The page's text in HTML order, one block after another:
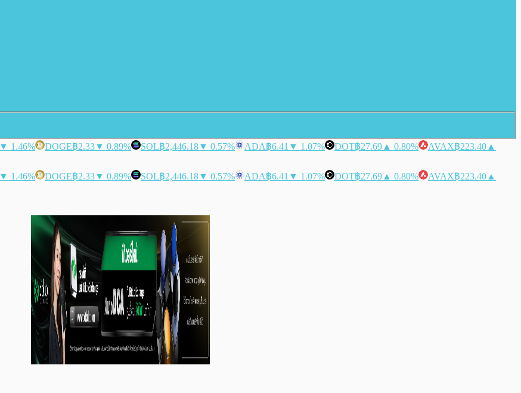
▼ 1.46% DOGE฿2.33▼ 0.89% SOL฿2,446.18▼ 0.57% ADA฿6.41 ▼ 1.07% DOT฿27.69 ▲ 0.80% AVAX฿223.40 ▲
▼ 1.46% DOGE฿2.33▼ 0.89% SOL฿2,446.18▼ 0.57% ADA฿6.41 ▼ 1.07% DOT฿27.69 ▲ 0.80% AVAX฿223.40 ▲